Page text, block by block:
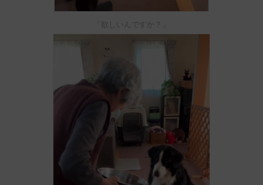
「欲しいんですか？」